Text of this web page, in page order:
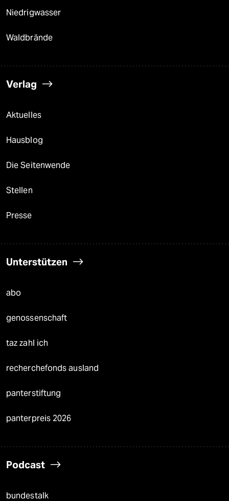
Niedrigwasser
Waldbrände
Verlag
Aktuelles
Hausblog
Die Seitenwende
Stellen
Presse
Unterstützen
abo
genossenschaft
taz zahl ich
recherchefonds ausland
panterstiftung
panterpreis 2026
Podcast
bundestalk